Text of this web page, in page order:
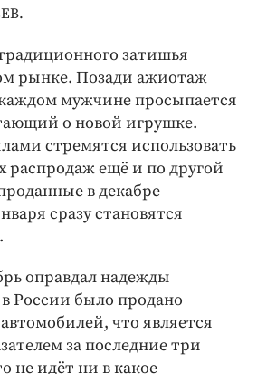
года
затишья
рынке. Позади ажиотаж
каждом мужчине просыпается
о новой игрушке.
стремятся использовать
распродаж ещё и по другой
в декабре
сразу становятся
оправдал надежды
России было продано
что является
за последние три
не идёт ни в какое